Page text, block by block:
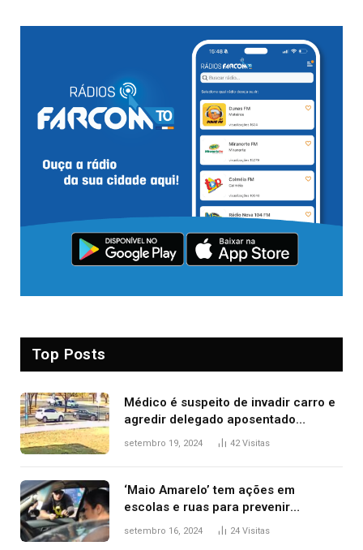
Top Posts
Médico é suspeito de invadir carro e
agredir delegado aposentado
durante confusão no trânsito
setembro 19, 2024 42Visitas
‘Maio Amarelo’ tem ações em
escolas e ruas para prevenir
acidentes no trânsito no AP
setembro 16, 2024 24 Visitas